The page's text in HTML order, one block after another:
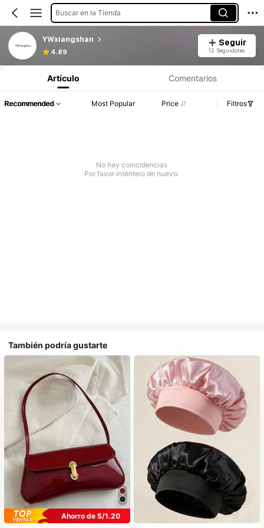
Buscar en la Tienda
YWxiangshan
4.89
Seguir
12 Seguidores
Artículo Comentarios
Recommended Most Popular Price Filtros
No hay coincidencias
Por favor inténtelo de nuevo.
También podría gustarte
Ahorro de S/1.20